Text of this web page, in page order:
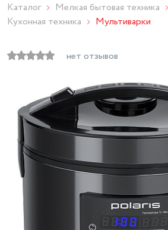
Каталог
Мелкая бытовая техника
Кухонная техника
Мультиварки
нет отзывов